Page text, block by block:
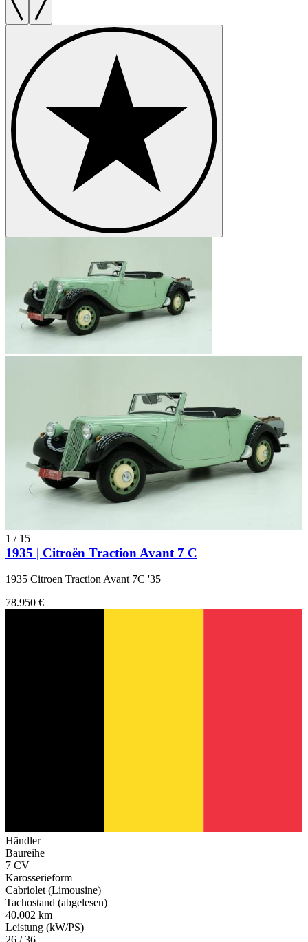
1 / 15
1935 | Citroën Traction Avant 7 C
1935 Citroen Traction Avant 7C '35
78.950 €
Händler
Baureihe
7 CV
Karosserieform
Cabriolet (Limousine)
Tachostand (abgelesen)
40.002 km
Leistung (kW/PS)